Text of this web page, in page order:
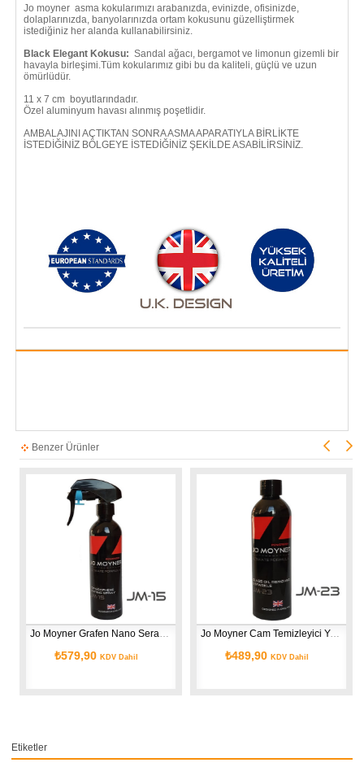
Jo moyner asma kokularımızı arabanızda, evinizde, ofisinizde,
dolaplarınızda, banyolarınızda ortam kokusunu güzelliştirmek
istediğiniz her alanda kullanabilirsiniz.
Black Elegant Kokusu: Sandal ağacı, bergamot ve limonun gizemli bir
havayla birleşimi.Tüm kokularımız gibi bu da kaliteli, güçlü ve uzun
ömürlüdür.
11 x 7 cm boyutlarındadır.
Özel aluminyum havası alınmış poşetlidir.
AMBALAJINI AÇTIKTAN SONRA ASMA APARATIYLA BİRLİKTE
İSTEDİĞİNİZ BÖLGEYE İSTEDİĞİNİZ ŞEKİLDE ASABİLİRSİNİZ.
Benzer Ürünler
Jo Moyner Grafen Nano Seramik Sprey Kaplama Su itici Parlatıcı Boya Koruma 250ml
₺579,90KDV Dahil
Jo Moyner Cam Temizleyici Yağ Sökücü Parlatıcı Su itici Cam Silici Formül 250ml
₺489,90KDV Dahil
Etiketler